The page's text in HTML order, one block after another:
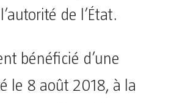
de l’État.
bénéficié d’une
le 8 août 2018, à la